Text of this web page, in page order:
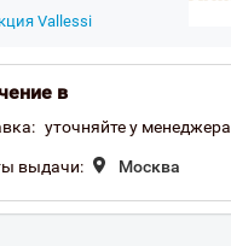
Vallessi
в
уточняйте у менеджера
выдачи: Москва